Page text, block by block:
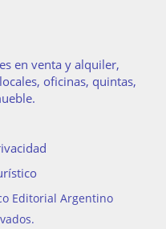
en venta y alquiler,
oficinas, quintas,
Editorial Argentino